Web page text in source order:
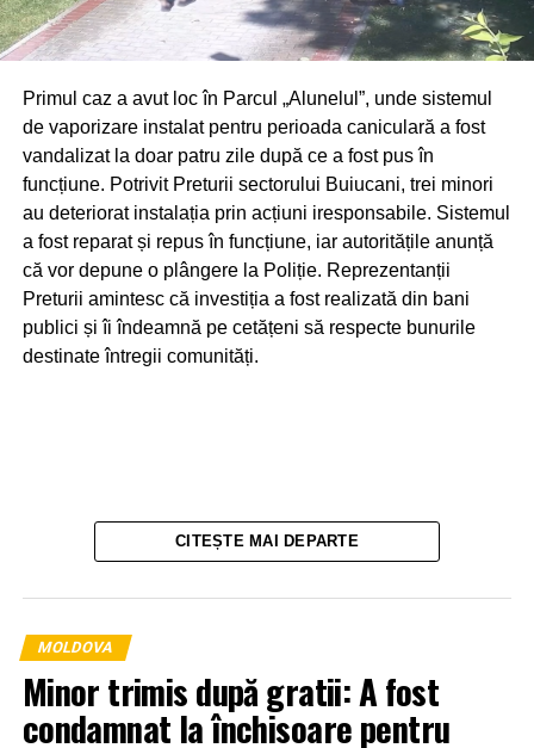
Primul caz a avut loc în Parcul „Alunelul”, unde sistemul
de vaporizare instalat pentru perioada caniculară a fost
vandalizat la doar patru zile după ce a fost pus în
funcțiune. Potrivit Preturii sectorului Buiucani, trei minori
au deteriorat instalația prin acțiuni iresponsabile. Sistemul
a fost reparat și repus în funcțiune, iar autoritățile anunță
că vor depune o plângere la Poliție. Reprezentanții
Preturii amintesc că investiția a fost realizată din bani
publici și îi îndeamnă pe cetățeni să respecte bunurile
destinate întregii comunități.
CITEȘTE MAI DEPARTE
MOLDOVA
Minor trimis după gratii: A fost
condamnat la închisoare pentru